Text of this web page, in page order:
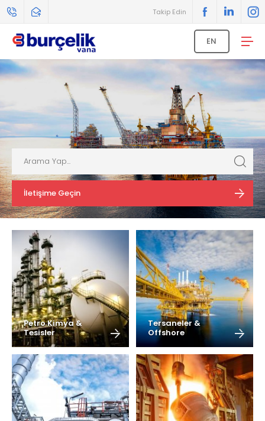
Takip Edin
EN
İletişime Geçin
Petro Kimya &
Tesisler
Tersaneler &
Offshore